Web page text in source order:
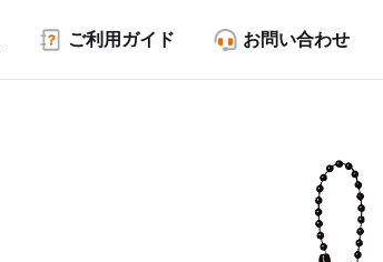
ご利用ガイド お問い合わせ